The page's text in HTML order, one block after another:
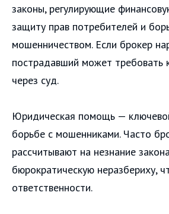
законы, регулирующие
защиту прав потребителей и
мошенничеством. Если брокер
пострадавший может требовать
через суд.
Юридическая помощь —
борьбе с мошенниками. Часто
рассчитывают на незнание
бюрократическую неразбериху,
ответственности.